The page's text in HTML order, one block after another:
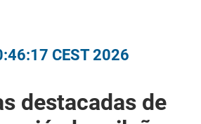
CEST 2026
destacadas de